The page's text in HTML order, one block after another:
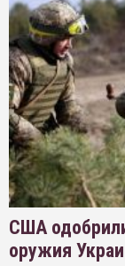
США
оружия